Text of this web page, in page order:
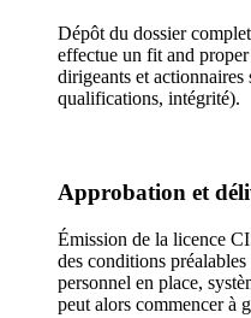
Dépôt du dossier
effectue un fit and
dirigeants et
qualifications, intégrité).
Approbation et
Émission de la licence
des conditions
personnel en place,
peut alors commencer à